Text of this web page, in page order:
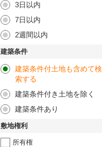
3日以内
7日以内
2週間以内
建築条件
建築条件付土地も含めて検
索する
建築条件付き土地を除く
建築条件あり
敷地権利
所有権